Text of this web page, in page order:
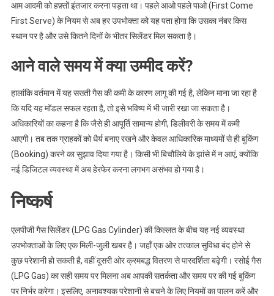
आम आदमी को हफ़्तों इंतजार करना पड़ता था। पहले आओ पहले पाओ (First Come
First Serve) के नियम से अब हर उपभोक्ता को यह पता होगा कि उसका नंबर किस
स्थान पर है और उसे कितने दिनों के भीतर सिलेंडर मिल सकता है।
आने वाले समय में क्या उम्मीद करें?
हालांकि वर्तमान में यह सख्ती गैस की कमी के कारण लागू की गई है, लेकिन माना जा रहा है
कि यदि यह मॉडल सफल रहता है, तो इसे भविष्य में भी जारी रखा जा सकता है।
अधिकारियों का कहना है कि जैसे ही आपूर्ति सामान्य होगी, डिलीवरी के समय में कमी
आएगी। तब तक ग्राहकों को धैर्य बनाए रखने और केवल आधिकारिक माध्यमों से ही बुकिंग
(Booking) करने का सुझाव दिया गया है। किसी भी बिचौलिये के झांसे में न आएं, क्योंकि
नई डिजिटल व्यवस्था में अब हेरफेर करना लगभग असंभव हो गया है।
निष्कर्ष
एलपीजी गैस सिलेंडर (LPG Gas Cylinder) की किल्लत के बीच यह नई व्यवस्था
उपभोक्ताओं के लिए एक मिली-जुली खबर है। जहाँ एक ओर तत्काल सुविधा बंद होने से
कुछ परेशानी हो सकती है, वहीं दूसरी ओर क्रमबद्ध वितरण से पारदर्शिता बढ़ेगी। रसोई गैस
(LPG Gas) का सही समय पर मिलना अब आपकी सतर्कता और समय पर की गई बुकिंग
पर निर्भर करेगा। इसलिए, अनावश्यक परेशानी से बचने के लिए नियमों का पालन करें और